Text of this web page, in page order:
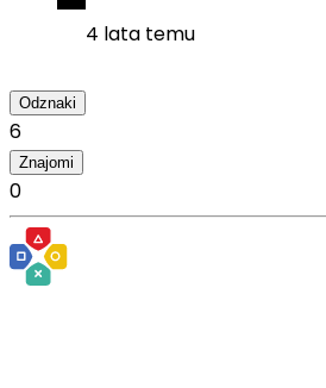
4 lata temu
Odznaki
6
Znajomi
0